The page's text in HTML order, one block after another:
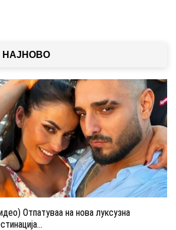
НАЈНОВО
Отпатуваа на нова луксузна